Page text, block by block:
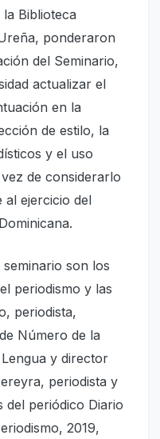
Biblioteca
ponderaron
del Seminario,
actualizar el
en la
de estilo, la
y el uso
de considerarlo
al ejercicio del
son los
periodismo y las
periodista,
Número de la
y director
periodista y
del periódico Diario
2019,